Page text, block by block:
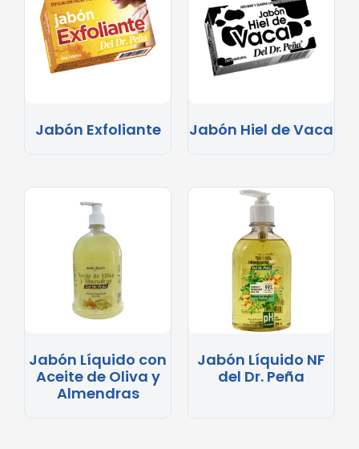
Jabón Exfoliante Jabón Hiel de Vaca
Jabón Líquido con
Aceite de Oliva y
Almendras
Jabón Líquido NF
del Dr. Peña